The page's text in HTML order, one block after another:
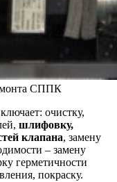
СППК
очистку,
шлифовку,
клапана, замену
– замену
герметичности
покраску.